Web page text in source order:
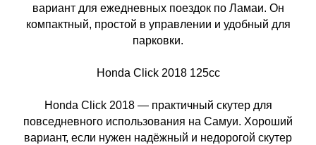
вариант для ежедневных поездок по Ламаи. Он
компактный, простой в управлении и удобный для
парковки.
Honda Click 2018 125cc
Honda Click 2018 — практичный скутер для
повседневного использования на Самуи. Хороший
вариант, если нужен надёжный и недорогой скутер